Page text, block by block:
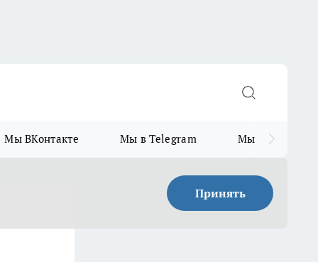
Мы ВКонтакте Мы в Telegram Мы в MAX
Принять